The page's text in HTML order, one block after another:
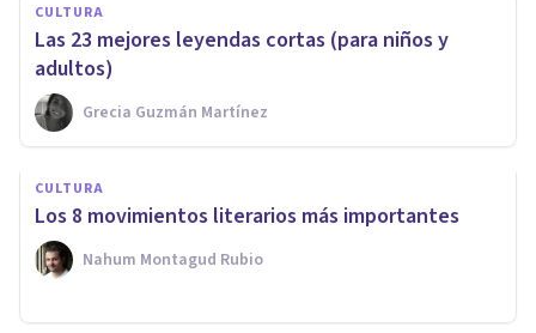
CULTURA
Las 23 mejores leyendas cortas (para niños y
adultos)
Grecia Guzmán Martínez
CULTURA
Los 8 movimientos literarios más importantes
Nahum Montagud Rubio